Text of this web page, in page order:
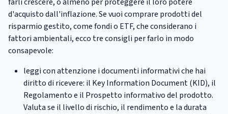
d'acquisto dall'inflazione. Se vuoi comprare prodotti del
risparmio gestito, come fondi o ETF, che considerano i
fattori ambientali, ecco tre consigli per farlo in modo
consapevole:
leggi con attenzione i documenti informativi che hai
diritto di ricevere: il Key Information Document (KID), il
Regolamento e il Prospetto informativo del prodotto.
Valuta se il livello di rischio, il rendimento e la durata